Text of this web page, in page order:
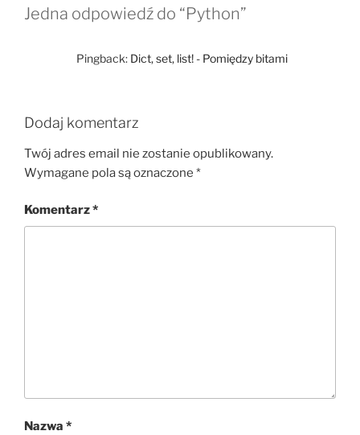
Jedna odpowiedź do “Python”
Pingback: Dict, set, list! - Pomiędzy bitami
Dodaj komentarz
Twój adres email nie zostanie opublikowany.
Wymagane pola są oznaczone *
Komentarz*
Nazwa *